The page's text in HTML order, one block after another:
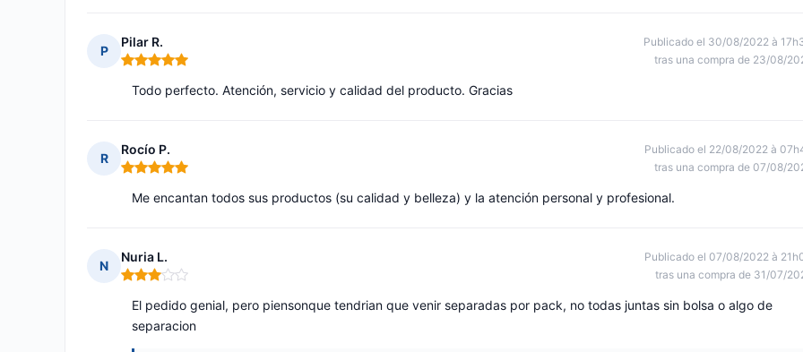
P
Pilar R.
Nota: 5 de 5
Publicado el 30/08/2022 à
tras una compra de 23/08/
Todo perfecto. Atención, servicio y calidad del producto. Gracias
R
Rocío P.
Nota: 5 de 5
Publicado el 22/08/2022 à
tras una compra de 07/08/
Me encantan todos sus productos (su calidad y belleza) y la atención personal y profesional.
N
Nuria L.
Nota: 3 de 5
Publicado el 07/08/2022 à
tras una compra de 31/07/
El pedido genial, pero piensonque tendrian que venir separadas por pack, no todas juntas sin bolsa o algo de
separacion